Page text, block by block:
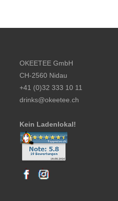
OKEETEE GmbH
CH-2560 Nidau
+41 (0)32 333 10 11
drinks@okeetee.ch
Kein Ladenlokal!